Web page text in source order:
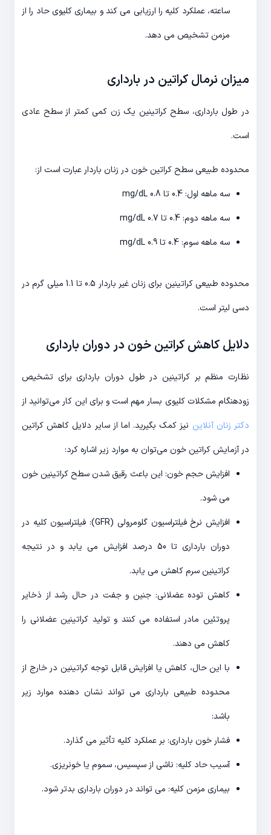
ساعته، عملکرد کلیه را ارزیابی می کند و بیماری کلیوی حاد را از
مزمن تشخیص می دهد.
میزان نرمال کراتین در بارداری
در طول بارداری، سطح کراتینین یک زن کمی کمتر از سطح عادی
است.
محدوده طبیعی سطح کراتین خون در زنان باردار عبارت است از:
سه ماهه اول: 0.4 تا 0.8 mg/dL
سه ماهه دوم: 0.4 تا 0.7 mg/dL
سه ماهه سوم: 0.4 تا 0.9 mg/dL
محدوده طبیعی کراتینین برای زنان غیر باردار 0.5 تا 1.1 میلی گرم در
دسی لیتر است.
دلایل کاهش کراتین خون در دوران بارداری
نظارت منظم بر کراتینین در طول دوران بارداری برای تشخیص
زودهنگام مشکلات کلیوی بسار مهم است و برای این کار می‌توانید از
دکتر زنان آنلاین نیز کمک بگیرید. اما از سایر دلایل کاهش کراتین
در آزمایش کراتین خون می‌توان به موارد زیر اشاره کرد:
افزایش حجم خون: این باعث رقیق شدن سطح کراتینین خون
می شود.
افزایش نرخ فیلتراسیون گلومرولی (GFR): فیلتراسیون کلیه در
دوران بارداری تا 50 درصد افزایش می یابد و در نتیجه
کراتینین سرم کاهش می یابد.
کاهش توده عضلانی: جنین و جفت در حال رشد از ذخایر
پروتئین مادر استفاده می کنند و تولید کراتینین عضلانی را
کاهش می دهند.
با این حال، کاهش یا افزایش قابل توجه کراتینین در خارج از
محدوده طبیعی بارداری می تواند نشان دهنده موارد زیر
باشد:
فشار خون بارداری: بر عملکرد کلیه تأثیر می گذارد.
آسیب حاد کلیه: ناشی از سپسیس، سموم یا خونریزی.
بیماری مزمن کلیه: می تواند در دوران بارداری بدتر شود.